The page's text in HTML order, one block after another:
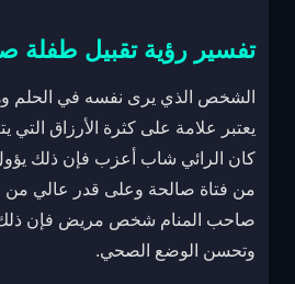
تفسير رؤية تقبيل طفلة
الشخص الذي يرى نفسه في الحلم
يعتبر علامة على كثرة الأرزاق التي
كان الرائي شاب أعزب فإن ذلك
من فتاة صالحة وعلى قدر عالي من
صاحب المنام شخص مريض فإن ذلك
وتحسن الوضع الصحي.